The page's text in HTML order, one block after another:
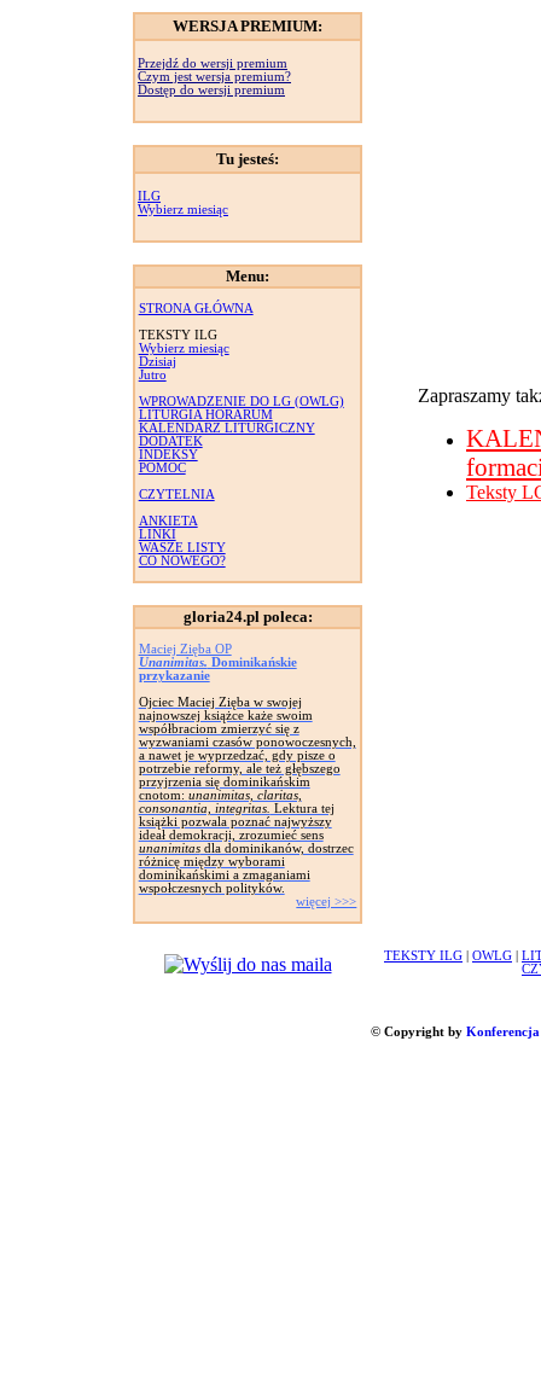
WERSJA PREMIUM:
Przejdź do wersji premium
Czym jest wersja premium?
Dostęp do wersji premium
Tu jesteś:
ILG
Wybierz miesiąc
Menu:
STRONA GŁÓWNA
TEKSTY ILG
Wybierz miesiąc
Dzisiaj
Jutro
WPROWADZENIE DO LG (OWLG)
LITURGIA HORARUM
KALENDARZ LITURGICZNY
DODATEK
INDEKSY
POMOC
CZYTELNIA
ANKIETA
LINKI
WASZE LISTY
CO NOWEGO?
gloria24.pl poleca:
Maciej Zięba OP
Unanimitas. Dominikańskie
przykazanie
Ojciec Maciej Zięba w swojej
najnowszej książce każe swoim
współbraciom zmierzyć się z
wyzwaniami czasów ponowoczesnych,
a nawet je wyprzedzać, gdy pisze o
potrzebie reformy, ale też głębszego
przyjrzenia się dominikańskim
cnotom: unanimitas, claritas,
consonantia, integritas. Lektura tej
książki pozwala poznać najwyższy
ideał demokracji, zrozumieć sens
unanimitasdla dominikanów, dostrzec
różnicę między wyborami
dominikańskimi a zmaganiami
wspołczesnych polityków.
więcej >>>
Zapraszamy
Teksty
TEKSTY ILG OWLG
© Copyright by Konferencja